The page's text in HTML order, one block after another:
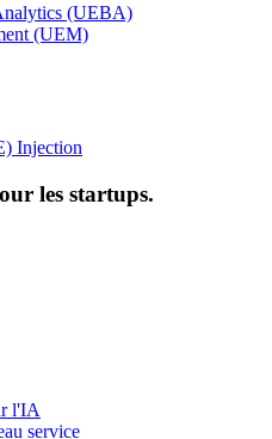
(UEBA)
(UEM)
Injection
les startups.
l'IA
service